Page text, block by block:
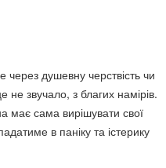
душевну черствість чи
не звучало, з благих намірів.
має сама вирішувати свої
в паніку та істерику